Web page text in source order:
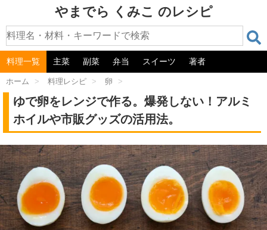
やまでら くみこ のレシピ
料理一覧 主菜 副菜 弁当 スイーツ 著者
ホーム > 料理レシピ > 卵 >
ゆで卵をレンジで作る。爆発しない！アルミ
ホイルや市販グッズの活用法。